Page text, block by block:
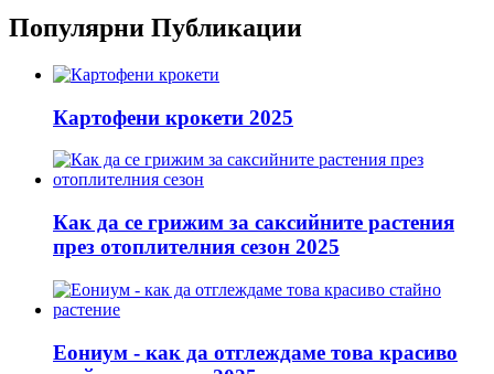
Популярни Публикации
Картофени крокети 2025
Как да се грижим за саксийните растения
през отоплителния сезон 2025
Еониум - как да отглеждаме това красиво